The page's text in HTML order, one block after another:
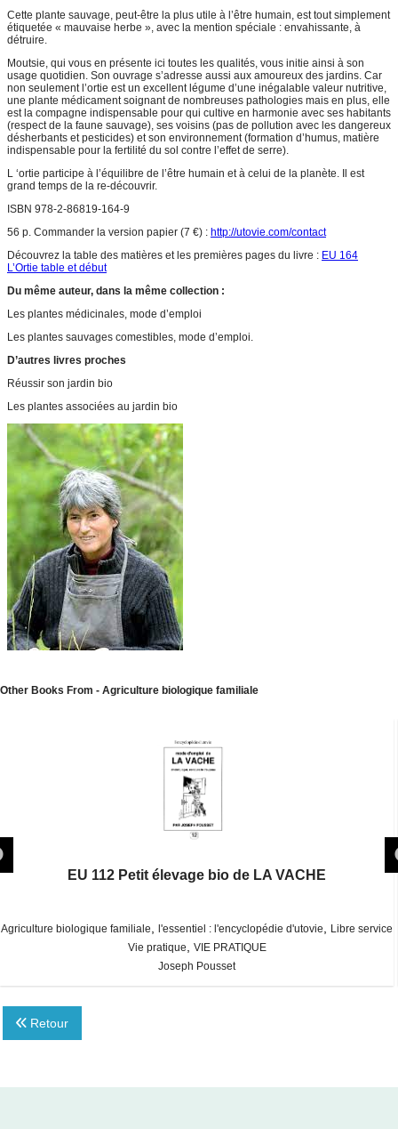
Cette plante sauvage, peut-être la plus utile à l’être humain, est tout simplement
étiquetée « mauvaise herbe », avec la mention spéciale : envahissante, à
détruire.
Moutsie, qui vous en présente ici toutes les qualités, vous initie ainsi à son
usage quotidien. Son ouvrage s’adresse aussi aux amoureux des jardins. Car
non seulement l’ortie est un excellent légume d’une inégalable valeur nutritive,
une plante médicament soignant de nombreuses pathologies mais en plus, elle
est la compagne indispensable pour qui cultive en harmonie avec ses habitants
(respect de la faune sauvage), ses voisins (pas de pollution avec les dangereux
désherbants et pesticides) et son environnement (formation d’humus, matière
indispensable pour la fertilité du sol contre l’effet de serre).
L ‘ortie participe à l’équilibre de l’être humain et à celui de la planète. Il est
grand temps de la re-découvrir.
ISBN 978-2-86819-164-9
56 p. Commander la version papier (7 €) : http://utovie.com/contact
Découvrez la table des matières et les premières pages du livre : EU 164
L’Ortie table et début
Du même auteur, dans la même collection :
Les plantes médicinales, mode d’emploi
Les plantes sauvages comestibles, mode d’emploi.
D’autres livres proches
Réussir son jardin bio
Les plantes associées au jardin bio
Other Books From - Agriculture biologique familiale
EU 112 Petit élevage bio de LA VACHE
Agriculture biologique familiale l'essentiel : l'encyclopédie d'utovie
Libre service
Vie pratique
VIE PRATIQUE
Joseph Pousset
Retour